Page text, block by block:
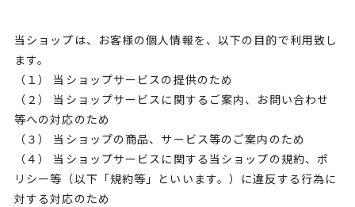
当ショップは、お客様の個人情報を、以下の目的で利用致し
ます。
（１） 当ショップサービスの提供のため
（２） 当ショップサービスに関するご案内、お問い合わせ
等への対応のため
（３） 当ショップの商品、サービス等のご案内のため
（４） 当ショップサービスに関する当ショップの規約、ポ
リシー等（以下「規約等」といいます。）に違反する行為に
対する対応のため